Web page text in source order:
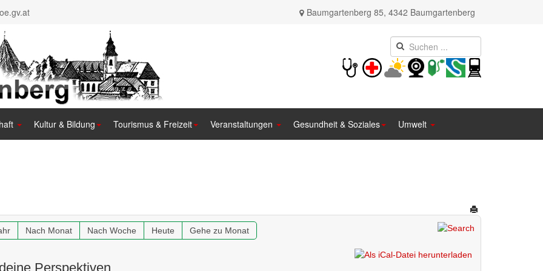
Baumgartenberg 85, 4342 Baumgartenberg
Kultur & Bildung Tourismus & Freizeit Veranstaltungen Gesundheit & Soziales Umwelt
Nach Monat Nach Woche Heute Gehe zu Monat
Perspektiven